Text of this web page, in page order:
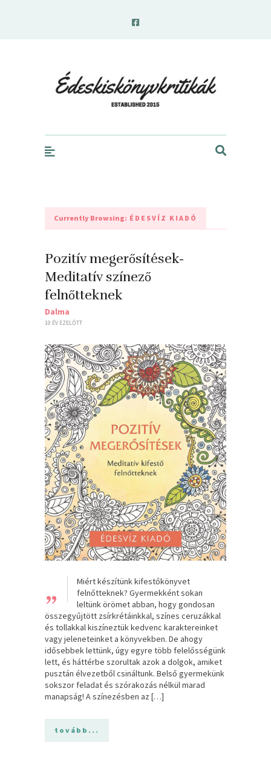
Currently Browsing: ÉDESVÍZ KIADÓ
Pozitív megerősítések-
Meditatív színező
felnőtteknek
Dalma
10 ÉV EZELŐTT
„
Miért készítünk kifestőkönyvet
felnőtteknek? Gyermekként sokan
leltünk örömet abban, hogy gondosan
összegyűjtött zsírkrétáinkkal, színes ceruzákkal
és tollakkal kiszíneztük kedvenc karaktereinket
vagy jeleneteinket a könyvekben. De ahogy
idősebbek lettünk, úgy egyre több felelősségünk
lett, és háttérbe szorultak azok a dolgok, amiket
pusztán élvezetből csináltunk. Belső gyermekünk
sokszor feladat és szórakozás nélkül marad
manapság! A színezésben az […]
tovább...